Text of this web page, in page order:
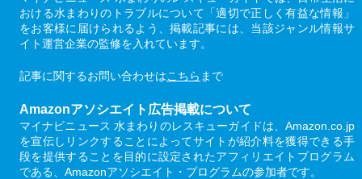
おける水まわりのトラブルについて「適切で正しく有益な情報」
をお客様に届けられるよう、掲載記事には、当該ジャンル情報サ
イト運営企業の監修を入れています。
記事に関するお問い合わせはこちら まで
Amazonアソシエイト広告掲載について
マイナビニュース 水まわりのレスキューガイドは、Amazon.co.jp
を宣伝しリンクすることによってサイトが紹介料を獲得できる手
段を提供することを目的に設定されたアフィリエイトプログラム
である、Amazonアソシエイト・プログラムの参加者です。